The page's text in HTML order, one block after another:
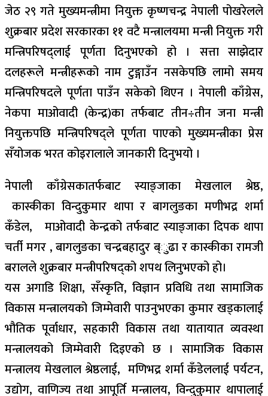
जेठ २९ गते मुख्यमन्त्रीमा नियुक्त कृष्णचन्द्र नेपाली पोखरेलले
शुक्रबार प्रदेश सरकारका ११ वटै मन्त्रालयमा मन्त्री नियुक्त गरी
मन्त्रिपरिषद्लाई पूर्णता दिनुभएको हो । सत्ता साझेदार
दलहरूले मन्त्रीहरूको नाम टुङ्गाउँन नसकेपछि लामो समय
मन्त्रिपरिषदले पूर्णता पाउँन सकेको थिएन । नेपाली काँग्रेस,
नेकपा माओवादी (केन्द्र)का तर्फबाट तीन÷तीन जना मन्त्री
नियुक्तपछि मन्त्रिपरिषद्ले पूर्णता पाएको मुख्यमन्त्रीका प्रेस
सँयोजक भरत कोइरालाले जानकारी दिनुभयो ।
नेपाली काँग्रेसकातर्फबाट स्याङ्जाका मेखलाल श्रेष्ठ,
कास्कीका विन्दुकुमार थापा र बागलुङका मणीभद्र शर्मा
कँडेल, माओवादी केन्द्रको तर्फबाट स्याङ्जाका दिपक थापा
चर्ती मगर , बागलुङका चन्द्रबहादुर ब्ुढा र कास्कीका रामजी
बरालले शुक्रबार मन्त्रीपरिषद्को शपथ लिनुभएको हो।
यस अगाडि शिक्षा, सँस्कृति, विज्ञान प्रविधि तथा सामाजिक
विकास मन्त्रालयको जिम्मेवारी पाउनुभएका कुमार खड्कालाई
भौतिक पूर्वाधार, सहकारी विकास तथा यातायात व्यवस्था
मन्त्रालयको जिम्मेवारी दिइएको छ । सामाजिक विकास
मन्त्रालय मेखलाल श्रेष्ठलाई, मणिभद्र शर्मा कँडेललाई पर्यटन,
उद्योग, वाणिज्य तथा आपूर्ति मन्त्रालय, विन्दुकुमार थापालाई